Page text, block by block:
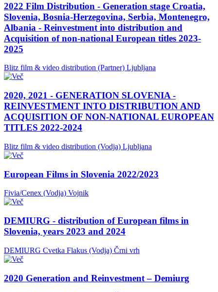
2022 Film Distribution - Generation stage Croatia,
Slovenia, Bosnia-Herzegovina, Serbia, Montenegro,
Albania - Reinvestment into distribution and
Acquisition of non-national European titles 2023-
2025
Blitz film & video distribution (Partner) Ljubljana
2020, 2021 - GENERATION SLOVENIA -
REINVESTMENT INTO DISTRIBUTION AND
ACQUISITION OF NON-NATIONAL EUROPEAN
TITLES 2022-2024
Blitz film & video distribution (Vodja) Ljubljana
European Films in Slovenia 2022/2023
Fivia/Cenex (Vodja) Vojnik
DEMIURG - distribution of European films in
Slovenia, years 2023 and 2024
DEMIURG Cvetka Flakus (Vodja) Črni vrh
2020 Generation and Reinvestment – Demiurg